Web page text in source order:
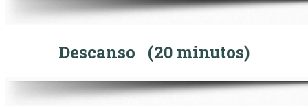
Descanso (20 minutos)